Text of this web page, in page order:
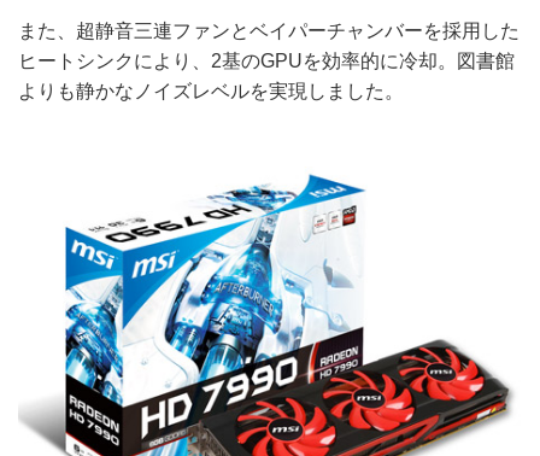
また、超静音三連ファンとベイパーチャンバーを採用した
ヒートシンクにより、2基のGPUを効率的に冷却。図書館
よりも静かなノイズレベルを実現しました。